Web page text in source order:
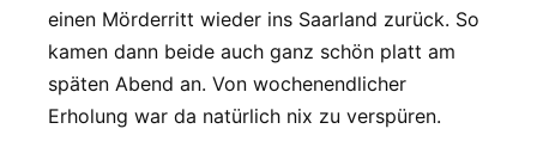
einen Mörderritt wieder ins Saarland zurück. So
kamen dann beide auch ganz schön platt am
späten Abend an. Von wochenendlicher
Erholung war da natürlich nix zu verspüren.